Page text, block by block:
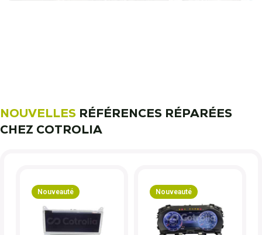
NOUVELLES RÉFÉRENCES RÉPARÉES
CHEZ COTROLIA
Nouveauté Nouveauté